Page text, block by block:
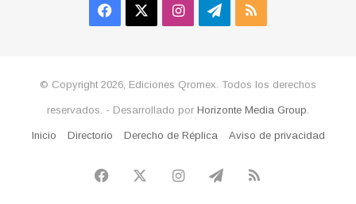
Facebook InstagramTelegram
RSS
© Copyright 2026, Ediciones Qromex. Todos los derechos
reservados. - Desarrollado por Horizonte Media Group
Inicio Directorio Derecho de Réplica Aviso de privacidad
Facebook InstagramTelegram
RSS